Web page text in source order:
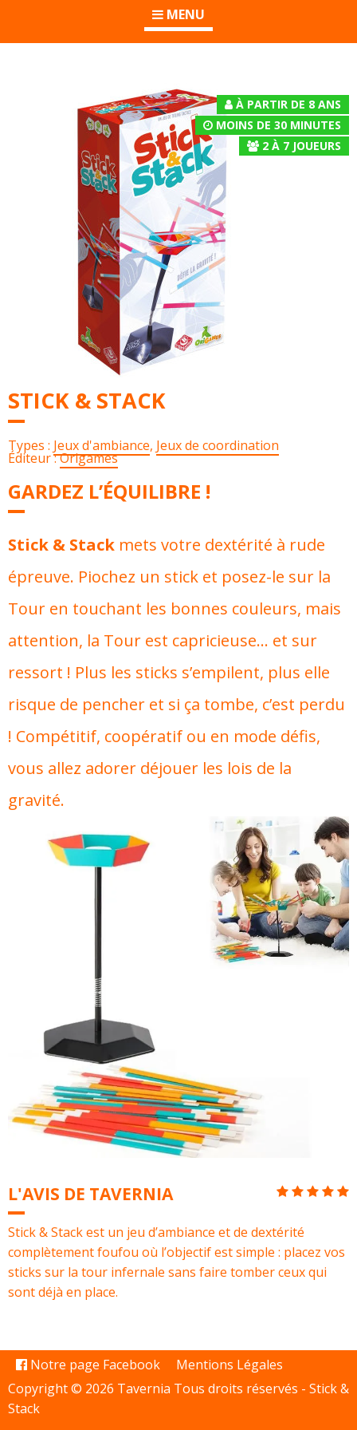
MENU
À PARTIR DE 8 ANS
MOINS DE 30 MINUTES
2 À 7 JOUEURS
STICK & STACK
Types : Jeux d'ambiance, Jeux de coordination
Éditeur :Origames
GARDEZ L’ÉQUILIBRE !
Stick & Stack mets votre dextérité à rude
épreuve. Piochez un stick et posez-le sur la
Tour en touchant les bonnes couleurs, mais
attention, la Tour est capricieuse… et sur
ressort ! Plus les sticks s’empilent, plus elle
risque de pencher et si ça tombe, c’est perdu
! Compétitif, coopératif ou en mode défis,
vous allez adorer déjouer les lois de la
gravité.
L'AVIS DE TAVERNIA
Stick & Stack est un jeu d’ambiance et de dextérité
complètement foufou où l’objectif est simple : placez vos
sticks sur la tour infernale sans faire tomber ceux qui
sont déjà en place.⠀
Notre page Facebook
Mentions Légales
Copyright © 2026 Tavernia Tous droits réservés - Stick &
Stack